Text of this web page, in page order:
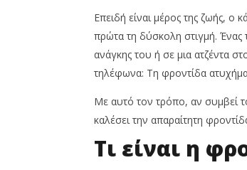
Cyprus
Insurance
News
Team
Επειδή είναι μέρος της ζωής, ο
πρώτα τη δύσκολη στιγμή. Ένας
ανάγκης του ή σε μια ατζέντα
τηλέφωνα: Τη φροντίδα
Με αυτό τον τρόπο, αν συμβεί
καλέσει την απαραίτητη
Τι είναι η